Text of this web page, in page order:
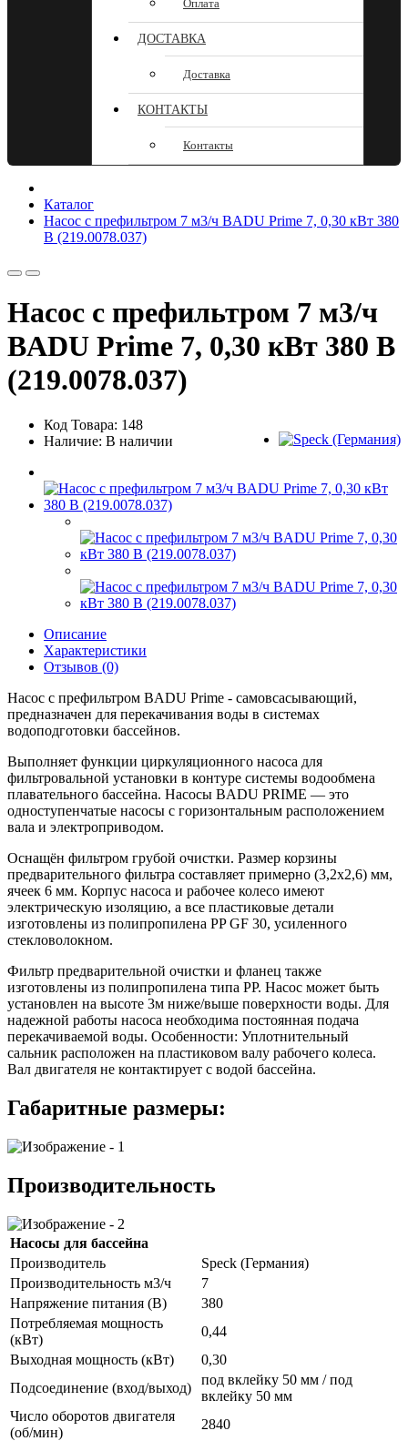
Оплата
ДОСТАВКА
Доставка
КОНТАКТЫ
Контакты
Каталог
Насос с префильтром 7 м3/ч BADU Prime 7, 0,30 кВт 380
В (219.0078.037)
Насос с префильтром 7 м3/ч
BADU Prime 7, 0,30 кВт 380 В
(219.0078.037)
Код Товара: 148
Наличие: В наличии
Описание
Характеристики
Отзывов (0)
Насос с префильтром BADU Prime - самовсасывающий,
предназначен для перекачивания воды в системах
водоподготовки бассейнов.
Выполняет функции циркуляционного насоса для
фильтровальной установки в контуре системы водообмена
плавательного бассейна. Насосы BADU PRIME — это
одноступенчатые насосы с горизонтальным расположением
вала и электроприводом.
Оснащён фильтром грубой очистки. Размер корзины
предварительного фильтра составляет примерно (3,2x2,6) мм,
ячеек 6 мм. Корпус насоса и рабочее колесо имеют
электрическую изоляцию, а все пластиковые детали
изготовлены из полипропилена PP GF 30, усиленного
стекловолокном.
Фильтр предварительной очистки и фланец также
изготовлены из полипропилена типа PP. Насос может быть
установлен на высоте 3м ниже/выше поверхности воды. Для
надежной работы насоса необходима постоянная подача
перекачиваемой воды. Особенности: Уплотнительный
сальник расположен на пластиковом валу рабочего колеса.
Вал двигателя не контактирует с водой бассейна.
Габаритные размеры:
Производительность
Насосы для бассейна
Производитель
Speck (Германия)
Производительность м3/ч
7
Напряжение питания (В)
380
Потребляемая мощность
(кВт)
0,44
Выходная мощность (кВт)
0,30
Подсоединение (вход/выход)
под вклейку 50 мм / под
вклейку 50 мм
Число оборотов двигателя
(об/мин)
2840